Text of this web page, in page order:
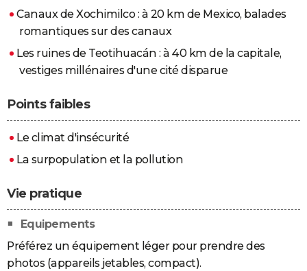
Canaux de Xochimilco : à 20 km de Mexico, balades
romantiques sur des canaux
Les ruines de Teotihuacán : à 40 km de la capitale,
vestiges millénaires d'une cité disparue
Points faibles
Le climat d'insécurité
La surpopulation et la pollution
Vie pratique
Equipements
Préférez un équipement léger pour prendre des
photos (appareils jetables, compact).